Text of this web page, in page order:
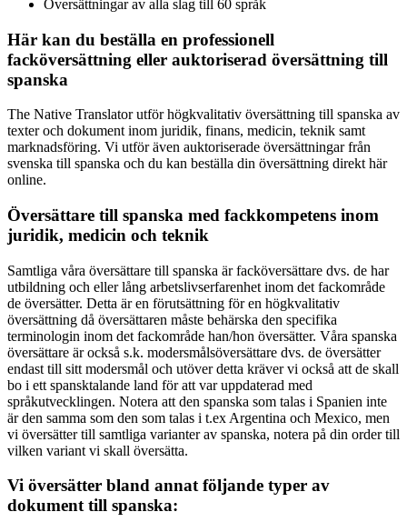
Översättningar av alla slag till 60 språk
Här kan du beställa en professionell
facköversättning eller auktoriserad översättning till
spanska
The Native Translator utför högkvalitativ översättning till spanska av
texter och dokument inom juridik, finans, medicin, teknik samt
marknadsföring. Vi utför även auktoriserade översättningar från
svenska till spanska och du kan beställa din översättning direkt här
online.
Översättare till spanska med fackkompetens inom
juridik, medicin och teknik
Samtliga våra översättare till spanska är facköversättare dvs. de har
utbildning och eller lång arbetslivserfarenhet inom det fackområde
de översätter. Detta är en förutsättning för en högkvalitativ
översättning då översättaren måste behärska den specifika
terminologin inom det fackområde han/hon översätter. Våra spanska
översättare är också s.k. modersmålsöversättare dvs. de översätter
endast till sitt modersmål och utöver detta kräver vi också att de skall
bo i ett spansktalande land för att var uppdaterad med
språkutvecklingen. Notera att den spanska som talas i Spanien inte
är den samma som den som talas i t.ex Argentina och Mexico, men
vi översätter till samtliga varianter av spanska, notera på din order till
vilken variant vi skall översätta.
Vi översätter bland annat följande typer av
dokument till spanska: